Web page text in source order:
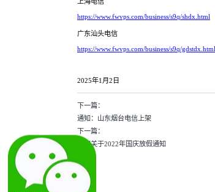
https://www.fwvps.com/business/s9q/shdx.html
广东汕头电信
https://www.fwvps.com/business/s9q/gdstdx.html
2025年1月2日
下一篇：
通知：山东烟台电信上架
下一篇：
飞网关于2022年国庆放假通知